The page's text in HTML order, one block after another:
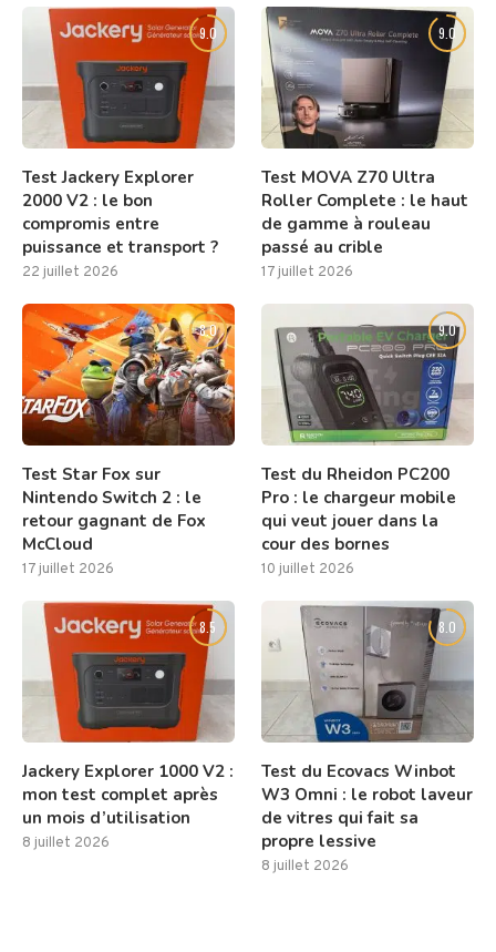
9.0
Test Jackery Explorer
2000 V2 : le bon
compromis entre
puissance et transport ?
22 juillet 2026
9.0
Test MOVA Z70 Ultra
Roller Complete : le haut
de gamme à rouleau
passé au crible
17 juillet 2026
8.0
Test Star Fox sur
Nintendo Switch 2 : le
retour gagnant de Fox
McCloud
17 juillet 2026
9.0
Test du Rheidon PC200
Pro : le chargeur mobile
qui veut jouer dans la
cour des bornes
10 juillet 2026
8.5
Jackery Explorer 1000 V2 :
mon test complet après
un mois d’utilisation
8 juillet 2026
8.0
Test du Ecovacs Winbot
W3 Omni : le robot laveur
de vitres qui fait sa
propre lessive
8 juillet 2026